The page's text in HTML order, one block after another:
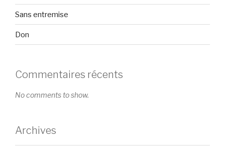
Sans entremise
Don
Commentaires récents
No comments to show.
Archives